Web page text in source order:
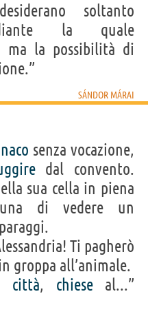
soltanto
la quale
ma la possibilità di
SÁNDOR MÁRAI
senza vocazione,
dal convento.
sua cella in piena
di vedere un
Ti pagherò
groppa all’animale.
città, chieseal...”